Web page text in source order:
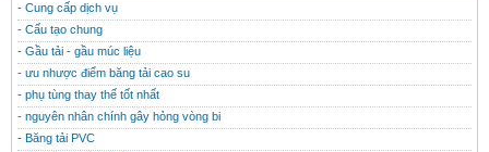
- Cung cấp dịch vụ
- Cấu tạo chung
- Gầu tải - gầu múc liệu
- ưu nhược điểm băng tải cao su
- phụ tùng thay thế tốt nhất
- nguyên nhân chính gây hỏng vòng bi
- Băng tải PVC